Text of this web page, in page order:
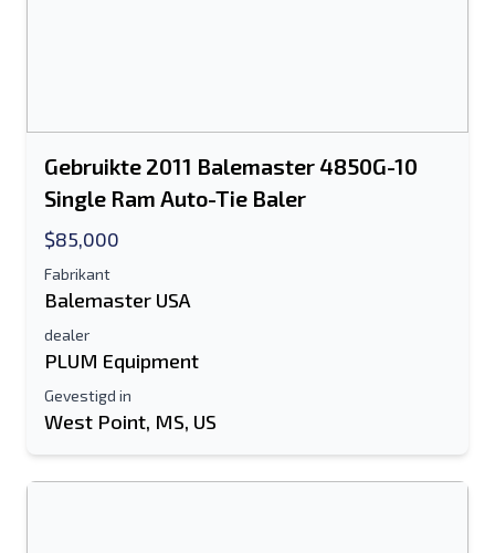
Gebruikte 2011 Balemaster 4850G-10
Single Ram Auto-Tie Baler
$85,000
Fabrikant
Balemaster USA
dealer
PLUM Equipment
Gevestigd in
West Point, MS, US